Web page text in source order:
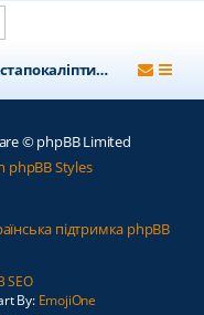
Постапокаліптичний форум
© phpBB Limited
phpBB Styles
підтримка phpBB
SEO
By: EmojiOne